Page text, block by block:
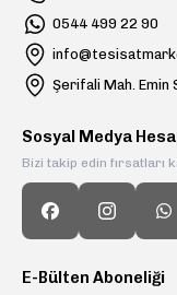
0544 499 22 90
Şerifali Mah. Emin
Sosyal Medya
Bizi takip edin fırsatları
E-Bülten Aboneliği